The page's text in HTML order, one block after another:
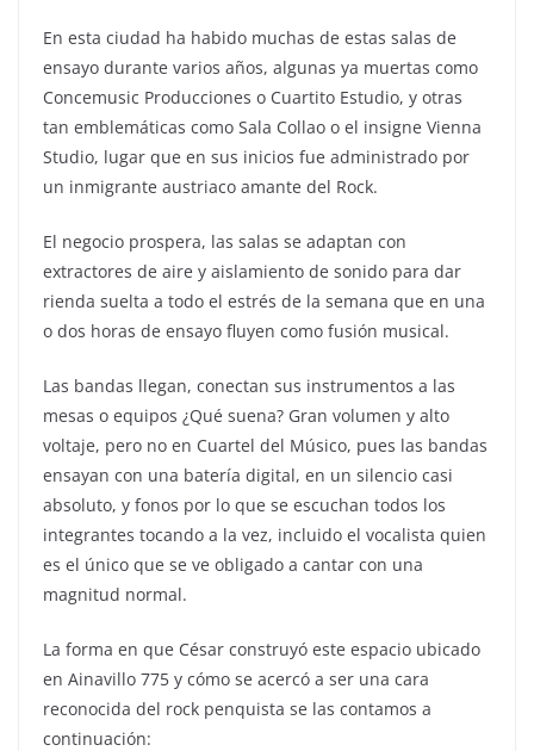
En esta ciudad ha habido muchas de estas salas de
ensayo durante varios años, algunas ya muertas como
Concemusic Producciones o Cuartito Estudio, y otras
tan emblemáticas como Sala Collao o el insigne Vienna
Studio, lugar que en sus inicios fue administrado por
un inmigrante austriaco amante del Rock.
El negocio prospera, las salas se adaptan con
extractores de aire y aislamiento de sonido para dar
rienda suelta a todo el estrés de la semana que en una
o dos horas de ensayo fluyen como fusión musical.
Las bandas llegan, conectan sus instrumentos a las
mesas o equipos ¿Qué suena? Gran volumen y alto
voltaje, pero no en Cuartel del Músico, pues las bandas
ensayan con una batería digital, en un silencio casi
absoluto, y fonos por lo que se escuchan todos los
integrantes tocando a la vez, incluido el vocalista quien
es el único que se ve obligado a cantar con una
magnitud normal.
La forma en que César construyó este espacio ubicado
en Ainavillo 775 y cómo se acercó a ser una cara
reconocida del rock penquista se las contamos a
continuación: